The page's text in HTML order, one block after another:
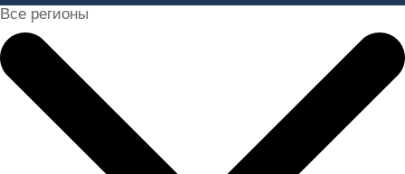
Все регионы